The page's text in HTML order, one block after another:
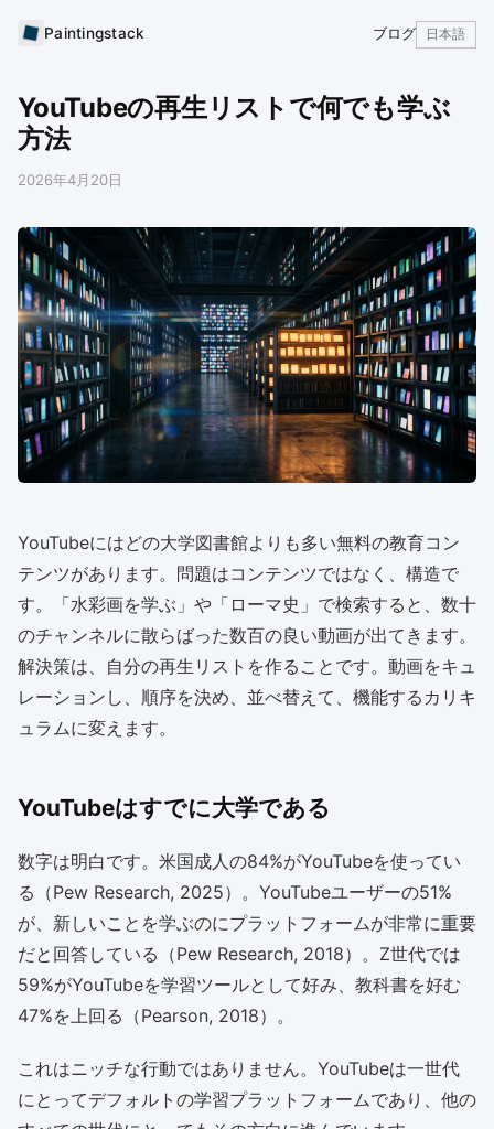
Paintingstack ブログ 日本語
YouTubeの再生リストで何でも学ぶ
方法
2026年4月20日
YouTubeにはどの大学図書館よりも多い無料の教育コン
テンツがあります。問題はコンテンツではなく、構造で
す。「水彩画を学ぶ」や「ローマ史」で検索すると、数十
のチャンネルに散らばった数百の良い動画が出てきます。
解決策は、自分の再生リストを作ることです。動画をキュ
レーションし、順序を決め、並べ替えて、機能するカリキ
ュラムに変えます。
YouTubeはすでに大学である
数字は明白です。米国成人の84%がYouTubeを使ってい
る（Pew Research, 2025）。YouTubeユーザーの51%
が、新しいことを学ぶのにプラットフォームが非常に重要
だと回答している（Pew Research, 2018）。Z世代では
59%がYouTubeを学習ツールとして好み、教科書を好む
47%を上回る（Pearson, 2018）。
これはニッチな行動ではありません。YouTubeは一世代
にとってデフォルトの学習プラットフォームであり、他の